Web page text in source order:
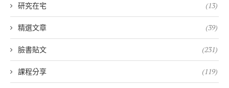
研究在宅 (13)
精選文章 (39)
臉書貼文 (231)
課程分享 (119)